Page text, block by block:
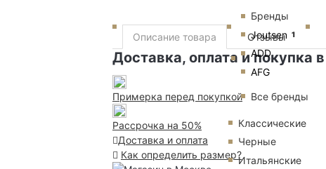
Бренды
Joutsen
ADD
AFG
Все бренды
Классические
Черные
Итальянские
Описание товара Отзывы 1
Доставка, оплата и покупка
Примерка перед покупкой
Рассрочка на 50%
Доставка и оплата
Как определить размер?